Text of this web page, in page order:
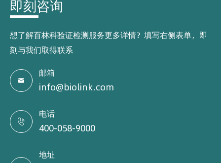
即刻咨询
想了解百林科验证检测服务更多详情？填写右侧表单，即
刻与我们取得联系

邮箱
info@biolink.com

电话
400-058-9000
地址